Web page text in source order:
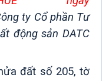
ty Cổ phần Tư
động sản DATC
đất số 205, tờ